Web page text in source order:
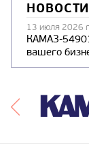
НОВОСТИ
13 июля 2026
КАМАЗ-
вашего